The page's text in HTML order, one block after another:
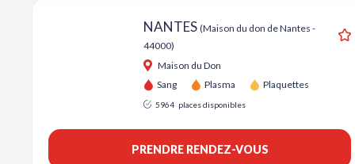
NANTES (Maison du don de Nantes -
44000)
Maison du Don
Sang
Plasma Plaquettes
5964 places disponibles
PRENDRE RENDEZ-VOUS